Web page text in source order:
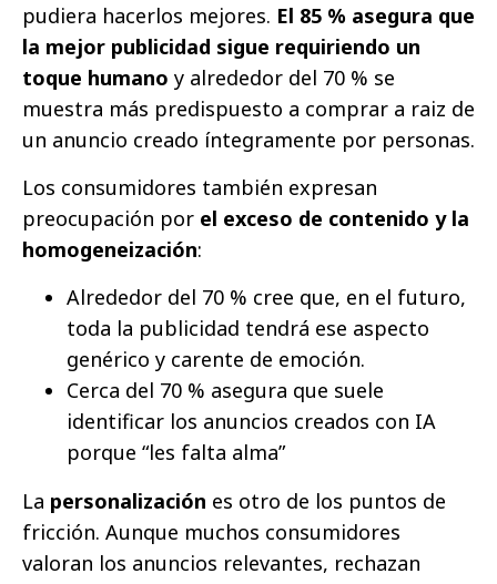
pudiera hacerlos mejores. El 85 % asegura que
la mejor publicidad sigue requiriendo un
toque humano y alrededor del 70 % se
muestra más predispuesto a comprar a raiz de
un anuncio creado íntegramente por personas.
Los consumidores también expresan
preocupación por el exceso de contenido y la
homogeneización:
Alrededor del 70 % cree que, en el futuro,
toda la publicidad tendrá ese aspecto
genérico y carente de emoción.
Cerca del 70 % asegura que suele
identificar los anuncios creados con IA
porque “les falta alma”
La personalización es otro de los puntos de
fricción. Aunque muchos consumidores
valoran los anuncios relevantes, rechazan